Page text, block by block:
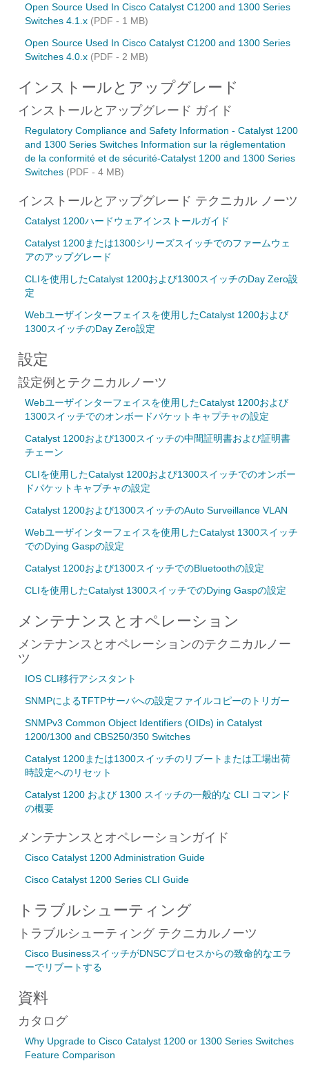
Open Source Used In Cisco Catalyst C1200 and 1300 Series
Switches 4.1.x (PDF - 1 MB)
Open Source Used In Cisco Catalyst C1200 and 1300 Series
Switches 4.0.x (PDF - 2 MB)
インストールとアップグレード
インストールとアップグレード ガイド
Regulatory Compliance and Safety Information - Catalyst 1200
and 1300 Series Switches Information sur la réglementation
de la conformité et de sécurité-Catalyst 1200 and 1300 Series
Switches (PDF - 4 MB)
インストールとアップグレード テクニカル ノーツ
Catalyst 1200ハードウェアインストールガイド
Catalyst 1200または1300シリーズスイッチでのファームウェ
アのアップグレード
CLIを使用したCatalyst 1200および1300スイッチのDay Zero設
定
Webユーザインターフェイスを使用したCatalyst 1200および
1300スイッチのDay Zero設定
設定
設定例とテクニカルノーツ
Webユーザインターフェイスを使用したCatalyst 1200および
1300スイッチでのオンボードパケットキャプチャの設定
Catalyst 1200および1300スイッチの中間証明書および証明書
チェーン
CLIを使用したCatalyst 1200および1300スイッチでのオンボー
ドパケットキャプチャの設定
Catalyst 1200および1300スイッチのAuto Surveillance VLAN
Webユーザインターフェイスを使用したCatalyst 1300スイッチ
でのDying Gaspの設定
Catalyst 1200および1300スイッチでのBluetoothの設定
CLIを使用したCatalyst 1300スイッチでのDying Gaspの設定
メンテナンスとオペレーション
メンテナンスとオペレーションのテクニカルノー
ツ
IOS CLI移行アシスタント
SNMPによるTFTPサーバへの設定ファイルコピーのトリガー
SNMPv3 Common Object Identifiers (OIDs) in Catalyst
1200/1300 and CBS250/350 Switches
Catalyst 1200または1300スイッチのリブートまたは工場出荷
時設定へのリセット
Catalyst 1200 および 1300 スイッチの一般的な CLI コマンド
の概要
メンテナンスとオペレーションガイド
Cisco Catalyst 1200 Administration Guide
Cisco Catalyst 1200 Series CLI Guide
トラブルシューティング
トラブルシューティング テクニカルノーツ
Cisco BusinessスイッチがDNSCプロセスからの致命的なエラ
ーでリブートする
資料
カタログ
Why Upgrade to Cisco Catalyst 1200 or 1300 Series Switches
Feature Comparison